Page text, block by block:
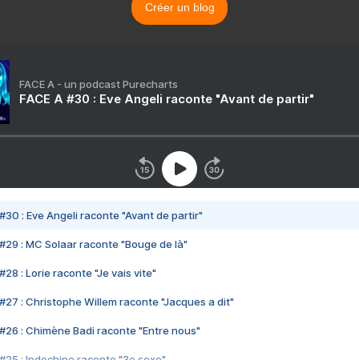
Créer un blog
FACE A - un podcast Purecharts
FACE A #30 : Eve Angeli raconte "Avant de partir"
#30 : Eve Angeli raconte "Avant de partir"
#29 : MC Solaar raconte "Bouge de là"
#28 : Lorie raconte "Je vais vite"
#27 : Christophe Willem raconte "Jacques a dit"
#26 : Chimène Badi raconte "Entre nous"